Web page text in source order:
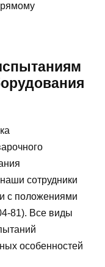
сотрудники
с положениями
81). Все виды
особенностей